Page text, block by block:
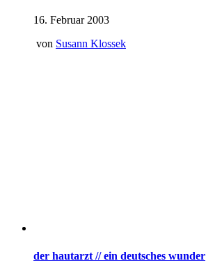
16. Februar 2003
von Susann Klossek
der hautarzt // ein deutsches wunder